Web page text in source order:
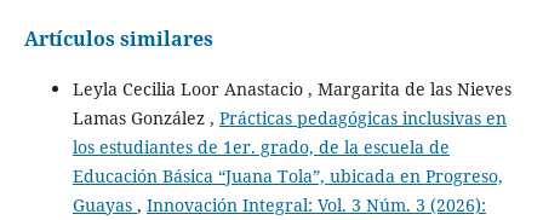
Artículos similares
Leyla Cecilia Loor Anastacio , Margarita de las Nieves
Lamas González , Prácticas pedagógicas inclusivas en
los estudiantes de 1er. grado, de la escuela de
Educación Básica “Juana Tola”, ubicada en Progreso,
Guayas , Innovación Integral: Vol. 3 Núm. 3 (2026):